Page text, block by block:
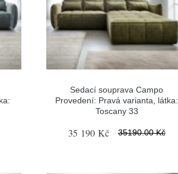
Sedací souprava Campo
Provedení: Pravá varianta, látka:
Toscany 33
35 190 Kč 35190.00 Kč